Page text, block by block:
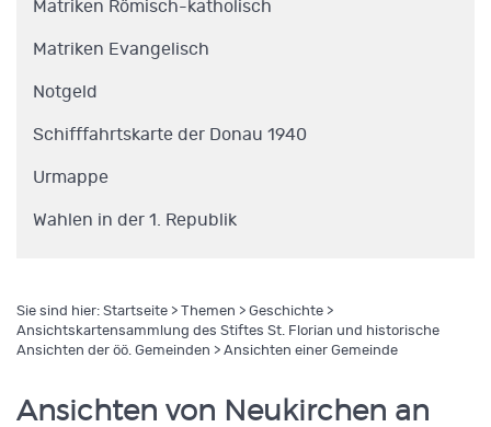
Matriken Römisch-katholisch
Matriken Evangelisch
Notgeld
Schifffahrtskarte der Donau 1940
Urmappe
Wahlen in der 1. Republik
Sie sind hier: Startseite > Themen > Geschichte >
Ansichtskartensammlung des Stiftes St. Florian und historische
Ansichten der öö. Gemeinden > Ansichten einer Gemeinde
Ansichten von Neukirchen an